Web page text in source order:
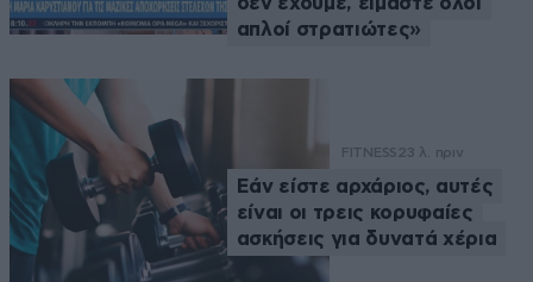
απλοί στρατιώτες»
FITNESS23 λ. πριν
Εάν είστε αρχάριος, αυτές
είναι οι τρεις κορυφαίες
ασκήσεις για δυνατά χέρια